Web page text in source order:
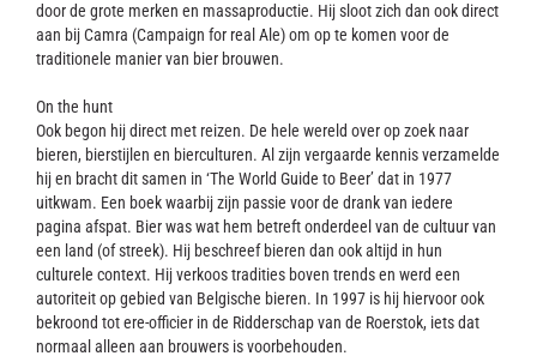
door de grote merken en massaproductie. Hij sloot zich dan ook direct
aan bij Camra (Campaign for real Ale) om op te komen voor de
traditionele manier van bier brouwen.
On the hunt
Ook begon hij direct met reizen. De hele wereld over op zoek naar
bieren, bierstijlen en bierculturen. Al zijn vergaarde kennis verzamelde
hij en bracht dit samen in ‘The World Guide to Beer’ dat in 1977
uitkwam. Een boek waarbij zijn passie voor de drank van iedere
pagina afspat. Bier was wat hem betreft onderdeel van de cultuur van
een land (of streek). Hij beschreef bieren dan ook altijd in hun
culturele context. Hij verkoos tradities boven trends en werd een
autoriteit op gebied van Belgische bieren. In 1997 is hij hiervoor ook
bekroond tot ere-officier in de Ridderschap van de Roerstok, iets dat
normaal alleen aan brouwers is voorbehouden.